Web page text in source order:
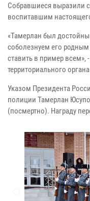
Собравшиеся выразили
воспитавшим
«Тамерлан был
соболезнуем его
ставить в пример всем»,
территориального
Указом Президента
полиции Тамерлан
(посмертно). Награду